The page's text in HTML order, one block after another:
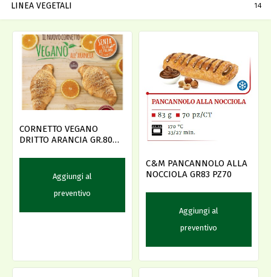
LINEA VEGETALI 14
CORNETTO VEGANO
DRITTO ARANCIA GR.80
Aggiungi al
preventivo
C&M PANCANNOLO ALLA
NOCCIOLA GR83 PZ70
Aggiungi al
preventivo